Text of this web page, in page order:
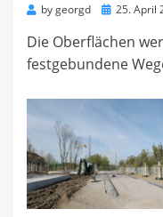
bygeorgd
Posted
25. April
Die Oberflächen
festgebundene